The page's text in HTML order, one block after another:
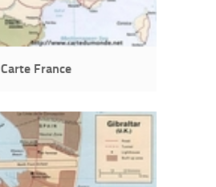
Carte France